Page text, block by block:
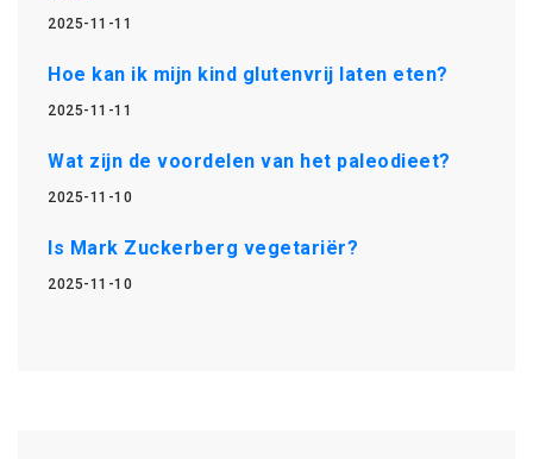
2025-11-11
Hoe kan ik mijn kind glutenvrij laten eten?
2025-11-11
Wat zijn de voordelen van het paleodieet?
2025-11-10
Is Mark Zuckerberg vegetariër?
2025-11-10